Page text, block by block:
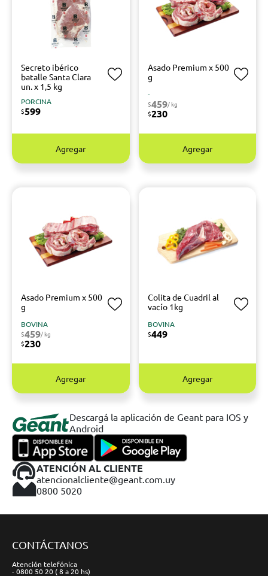
Secreto ibérico
batalle Santa Clara
un. x 1,5 kg
PORCINA
$599
Agregar
Asado Premium x 500
g
-
$459/ kg
$230
Agregar
Asado Premium x 500
g
BOVINA
$459/ kg
$230
Agregar
Colita de Cuadril al
vacío 1kg
BOVINA
$449
Agregar
Descargá la aplicación de Geant para IOS y
Android
ATENCIÓN AL CLIENTE
atencionalcliente@geant.com.uy
0800 5020
CONTÁCTANOS
Atención telefónica
- 0800 50 20 ( 8 a 20 hs)